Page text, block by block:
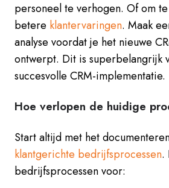
personeel te verhogen. Of om
betere klantervaringen. Maak
analyse voordat je het nieuwe
ontwerpt. Dit is superbelangrijk
succesvolle CRM-implementatie.
Hoe verlopen de huidige
Start altijd met het
klantgerichte bedrijfsprocessen.
bedrijfsprocessen voor: